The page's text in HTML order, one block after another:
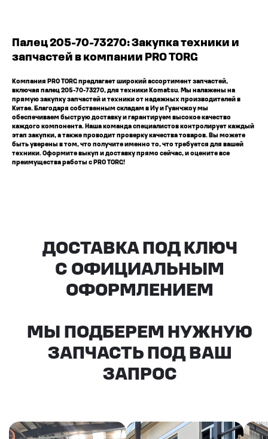
Палец 205-70-73270: Закупка техники и
запчастей в компании PRO TORG
Компания PRO TORG предлагает широкий ассортимент запчастей,
включая палец 205-70-73270, для техники Komatsu. Мы налажены на
прямую закупку запчастей и техники от надежных производителей в
Китае. Благодаря собственным складам в Иу и Гуанчжоу мы
обеспечиваем быструю доставку и гарантируем высокое качество
каждого компонента. Наша команда специалистов контролирует каждый
этап закупки, а также проводит проверку качества товаров. Вы можете
быть уверены в том, что получите именно то, что требуется для вашей
техники. Оформите выкуп и доставку прямо сейчас, и оцените все
преимущества работы с PRO TORG!
Все агрегаты проходят
промышленную дефектовку, замену
(изношенных узлов), сборку
и испытания на стенде
КАКИЕ ДОКУМЕНТЫ
бухгалтерия примет без вопросов